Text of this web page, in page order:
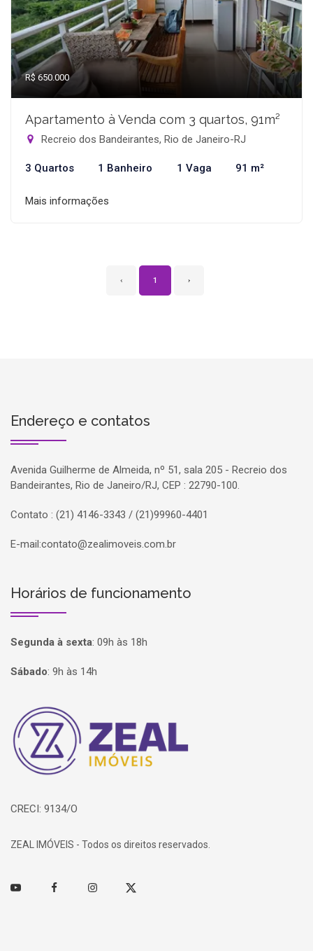
R$ 650.000
Apartamento à Venda com 3 quartos, 91m²
Recreio dos Bandeirantes, Rio de Janeiro-RJ
3 Quartos 1 Banheiro 1 Vaga 91 m²
Mais informações
‹ 1 ›
Endereço e contatos
Avenida Guilherme de Almeida, nº 51, sala 205 - Recreio dos
Bandeirantes, Rio de Janeiro/RJ, CEP : 22790-100.
Contato : (21) 4146-3343 / (21)99960-4401
E-mail:contato@zealimoveis.com.br
Horários de funcionamento
Segunda à sexta: 09h às 18h
Sábado: 9h às 14h
Página inicial
CRECI: 9134/O
ZEAL IMÓVEIS - Todos os direitos reservados.
Youtube FacebookInstagramTwitter